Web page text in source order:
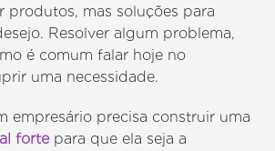
produtos, mas soluções para
Resolver algum problema,
é comum falar hoje no
uma necessidade.
empresário precisa construir uma
forte para que ela seja a